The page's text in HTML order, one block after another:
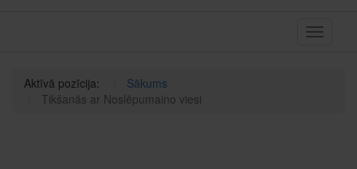
Toggle
Aktīvā pozīcija:
Sākums
Tikšanās ar Noslēpumaino viesi